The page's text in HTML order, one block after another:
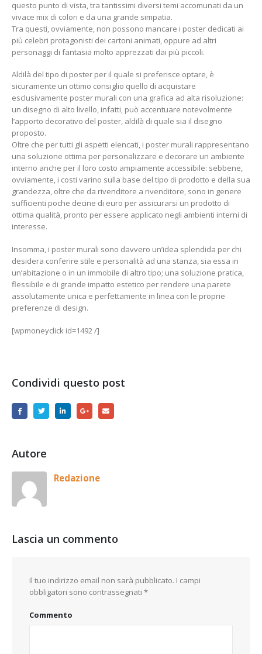
questo punto di vista, tra tantissimi diversi temi accomunati da un
vivace mix di colori e da una grande simpatia.
Tra questi, ovviamente, non possono mancare i poster dedicati ai
più celebri protagonisti dei cartoni animati, oppure ad altri
personaggi di fantasia molto apprezzati dai più piccoli.
Aldilà del tipo di poster per il quale si preferisce optare, è
sicuramente un ottimo consiglio quello di acquistare
esclusivamente poster murali con una grafica ad alta risoluzione:
un disegno di alto livello, infatti, può accentuare notevolmente
l’apporto decorativo del poster, aldilà di quale sia il disegno
proposto.
Oltre che per tutti gli aspetti elencati, i poster murali rappresentano
una soluzione ottima per personalizzare e decorare un ambiente
interno anche per il loro costo ampiamente accessibile: sebbene,
ovviamente, i costi varino sulla base del tipo di prodotto e della sua
grandezza, oltre che da rivenditore a rivenditore, sono in genere
sufficienti poche decine di euro per assicurarsi un prodotto di
ottima qualità, pronto per essere applicato negli ambienti interni di
interesse.
Insomma, i poster murali sono davvero un’idea splendida per chi
desidera conferire stile e personalità ad una stanza, sia essa in
un’abitazione o in un immobile di altro tipo; una soluzione pratica,
flessibile e di grande impatto estetico per rendere una parete
assolutamente unica e perfettamente in linea con le proprie
preferenze di design.
[wpmoneyclick id=1492 /]
Condividi questo post
Autore
Redazione
Lascia un commento
Il tuo indirizzo email non sarà pubblicato. I campi
obbligatori sono contrassegnati *
Commento